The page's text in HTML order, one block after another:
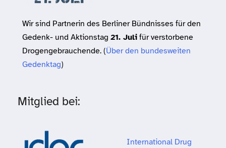
Wir sind Partnerin des Berliner Bündnisses für den
Gedenk- und Aktionstag 21. Julifür verstorbene
Drogengebrauchende. (Über den bundesweiten
Gedenktag)
Mitglied bei:
International Drug